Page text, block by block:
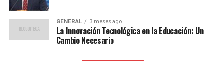
El Futuro de la Innovación
Mirando hacia el futuro, la innovación tecnológica
seguirá siendo un motor clave del crecimiento
GENERAL 3 meses ago
La Innovación Tecnológica en la Educación: Un
Cambio Necesario